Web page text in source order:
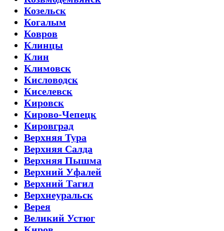
Козельск
Когалым
Ковров
Клинцы
Клин
Климовск
Кисловодск
Киселевск
Кировск
Кирово-Чепецк
Кировград
Верхняя Тура
Верхняя Салда
Верхняя Пышма
Верхний Уфалей
Верхний Тагил
Верхнеуральск
Верея
Великий Устюг